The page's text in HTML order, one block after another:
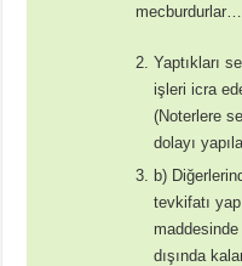
mecburdurlar….
Yaptıkları
işleri icra
(Noterlere
dolayı
b)
tevkifatı
dışında